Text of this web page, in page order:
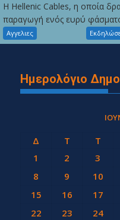
Η Hellenic Cables, η οποία
παραγωγή ενός ευρύ
Αγγελιες
Ημερολόγιο
Δ Τ Τ
1
2 3
8
9 10
15
16 17
22
23 24